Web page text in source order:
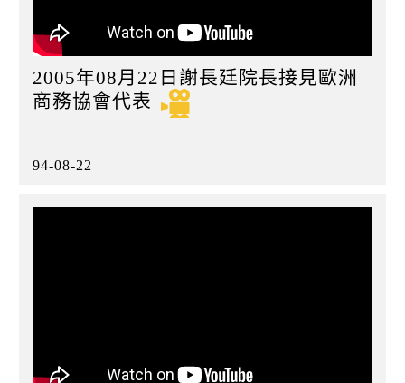
2005年08月22日謝長廷院長接見歐洲
商務協會代表
94-08-22